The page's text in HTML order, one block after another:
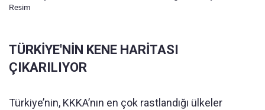
Resim
TÜRKİYE'NİN KENE HARİTASI
ÇIKARILIYOR
Türkiye’nin, KKKA’nın en çok rastlandığı ülkeler